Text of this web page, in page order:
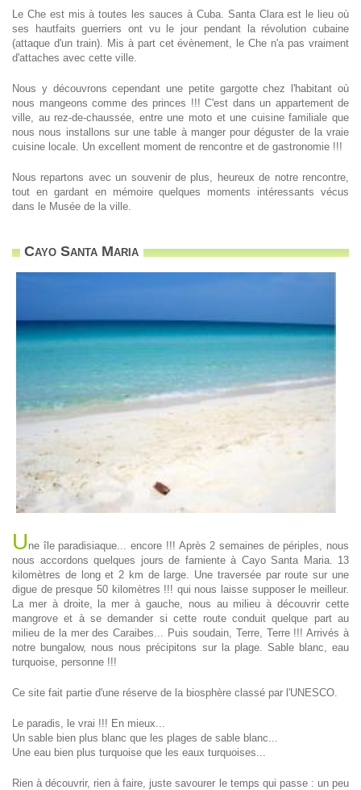
Le Che est mis à toutes les sauces à Cuba. Santa Clara est le lieu où
ses hautfaits guerriers ont vu le jour pendant la révolution cubaine
(attaque d'un train). Mis à part cet évènement, le Che n'a pas vraiment
d'attaches avec cette ville.
Nous y découvrons cependant une petite gargotte chez l'habitant où
nous mangeons comme des princes !!! C'est dans un appartement de
ville, au rez-de-chaussée, entre une moto et une cuisine familiale que
nous nous installons sur une table à manger pour déguster de la vraie
cuisine locale. Un excellent moment de rencontre et de gastronomie !!!
Nous repartons avec un souvenir de plus, heureux de notre rencontre,
tout en gardant en mémoire quelques moments intéressants vécus
dans le Musée de la ville.
Cayo Santa Maria
U ne île paradisiaque... encore !!! Après 2 semaines de périples, nous
nous accordons quelques jours de farniente à Cayo Santa Maria. 13
kilomètres de long et 2 km de large. Une traversée par route sur une
digue de presque 50 kilomètres !!! qui nous laisse supposer le meilleur.
La mer à droite, la mer à gauche, nous au milieu à découvrir cette
mangrove et à se demander si cette route conduit quelque part au
milieu de la mer des Caraibes... Puis soudain, Terre, Terre !!! Arrivés à
notre bungalow, nous nous précipitons sur la plage. Sable blanc, eau
turquoise, personne !!!
Ce site fait partie d'une réserve de la biosphère classé par l'UNESCO.
Le paradis, le vrai !!! En mieux...
Un sable bien plus blanc que les plages de sable blanc...
Une eau bien plus turquoise que les eaux turquoises...
Rien à découvrir, rien à faire, juste savourer le temps qui passe : un peu